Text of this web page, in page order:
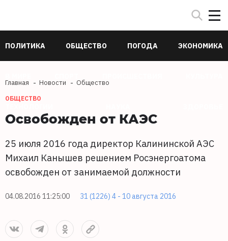
ПОЛИТИКА ОБЩЕСТВО ПОГОДА ЭКОНОМИКА
Главная Новости Общество
ОБЩЕСТВО
Освобожден от КАЭС
25 июля 2016 года директор Калининской АЭС
Михаил Канышев решением Росэнергоатома
освобожден от занимаемой должности
04.08.2016 11:25:00 31 (1226) 4 - 10 августа 2016